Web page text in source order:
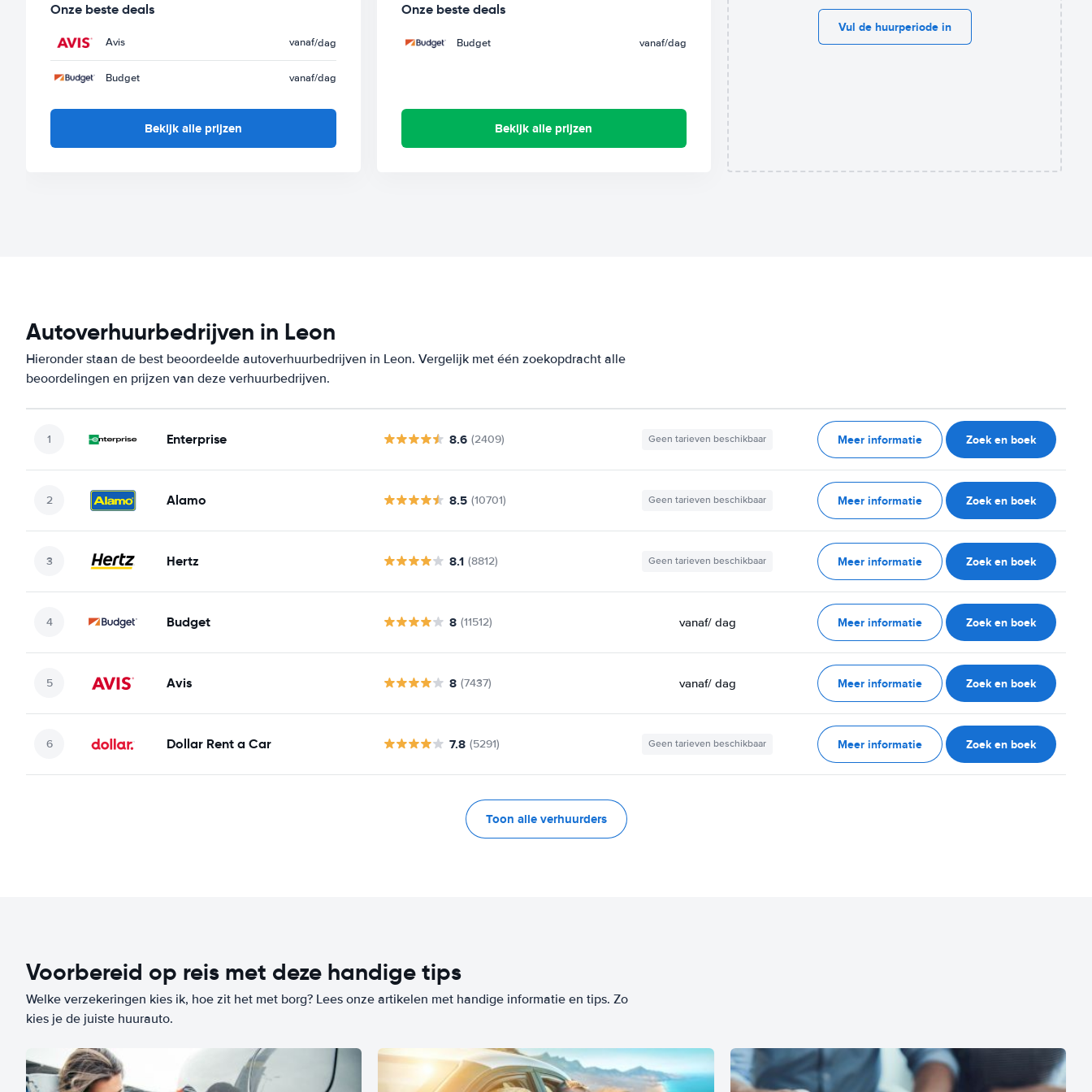
Onze beste deals
Avis vanaf/dag
Budget vanaf/dag
Bekijk alle prijzen
Onze beste deals
Budget vanaf/dag
Bekijk alle prijzen
Vul de huurperiode in
Autoverhuurbedrijven in Leon
Hieronder staan de best beoordeelde autoverhuurbedrijven in Leon. Vergelijk met één zoekopdracht alle
beoordelingen en prijzen van deze verhuurbedrijven.
Enterprise 8.6 (2409) Geen tarieven beschikbaar Meer informatie Zoek en boek
Alamo 8.5 (10701) Geen tarieven beschikbaar Meer informatie Zoek en boek
Hertz 8.1 (8812) Geen tarieven beschikbaar Meer informatie Zoek en boek
Budget 8 (11512) vanaf/ dag Meer informatie Zoek en boek
Avis 8 (7437) vanaf/ dag Meer informatie Zoek en boek
Dollar Rent a Car 7.8 (5291) Geen tarieven beschikbaar Meer informatie Zoek en boek
Toon alle verhuurders
Voorbereid op reis met deze handige tips
Welke verzekeringen kies ik, hoe zit het met borg? Lees onze artikelen met handige informatie en tips. Zo
kies je de juiste huurauto.